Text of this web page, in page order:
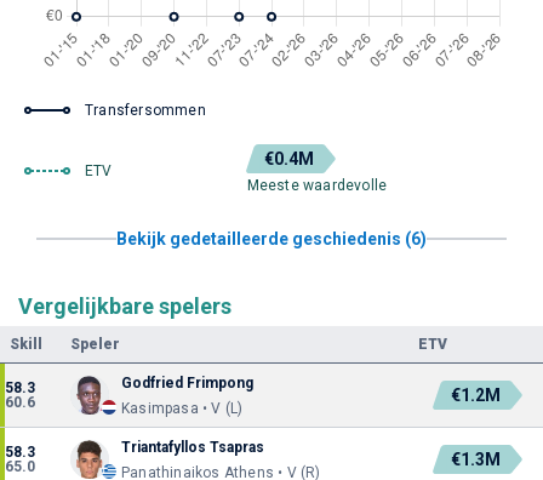
Transfersommen
ETV
€0.4M
Meeste waardevolle
Bekijk gedetailleerde geschiedenis (6)
Vergelijkbare spelers
Skill Speler ETV
58.3
60.6
Godfried Frimpong
Kasimpasa • V (L)
€1.2M
58.3
65.0
Triantafyllos Tsapras
Panathinaikos Athens • V (R)
€1.3M